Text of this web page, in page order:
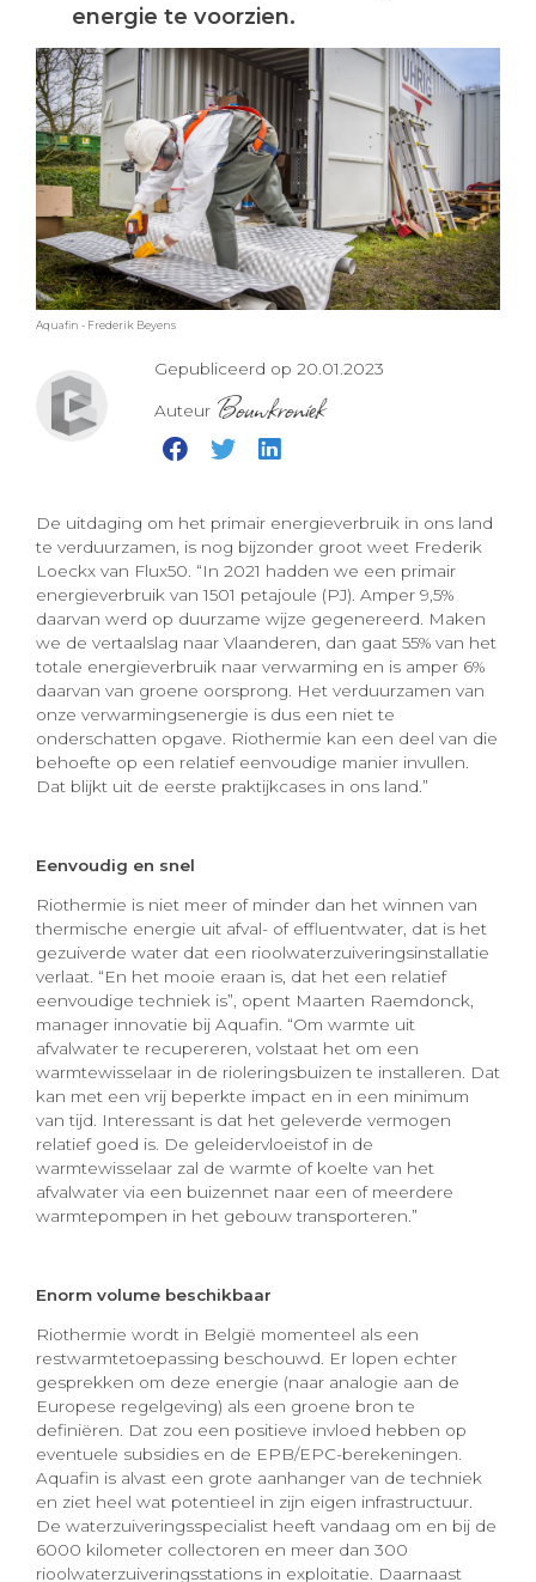
energie te voorzien.
Aquafin - Frederik Beyens
Gepubliceerd op 20.01.2023
Auteur Bouwkroniek
De uitdaging om het primair energieverbruik in ons land
te verduurzamen, is nog bijzonder groot weet Frederik
Loeckx van Flux50. “In 2021 hadden we een primair
energieverbruik van 1501 petajoule (PJ). Amper 9,5%
daarvan werd op duurzame wijze gegenereerd. Maken
we de vertaalslag naar Vlaanderen, dan gaat 55% van het
totale energieverbruik naar verwarming en is amper 6%
daarvan van groene oorsprong. Het verduurzamen van
onze verwarmingsenergie is dus een niet te
onderschatten opgave. Riothermie kan een deel van die
behoefte op een relatief eenvoudige manier invullen.
Dat blijkt uit de eerste praktijkcases in ons land.”
Eenvoudig en snel
Riothermie is niet meer of minder dan het winnen van
thermische energie uit afval- of effluentwater, dat is het
gezuiverde water dat een rioolwaterzuiveringsinstallatie
verlaat. “En het mooie eraan is, dat het een relatief
eenvoudige techniek is”, opent Maarten Raemdonck,
manager innovatie bij Aquafin. “Om warmte uit
afvalwater te recupereren, volstaat het om een
warmtewisselaar in de rioleringsbuizen te installeren. Dat
kan met een vrij beperkte impact en in een minimum
van tijd. Interessant is dat het geleverde vermogen
relatief goed is. De geleidervloeistof in de
warmtewisselaar zal de warmte of koelte van het
afvalwater via een buizennet naar een of meerdere
warmtepompen in het gebouw transporteren.”
Enorm volume beschikbaar
Riothermie wordt in België momenteel als een
restwarmtetoepassing beschouwd. Er lopen echter
gesprekken om deze energie (naar analogie aan de
Europese regelgeving) als een groene bron te
definiëren. Dat zou een positieve invloed hebben op
eventuele subsidies en de EPB/EPC-berekeningen.
Aquafin is alvast een grote aanhanger van de techniek
en ziet heel wat potentieel in zijn eigen infrastructuur.
De waterzuiveringsspecialist heeft vandaag om en bij de
6000 kilometer collectoren en meer dan 300
rioolwaterzuiveringsstations in exploitatie. Daarnaast